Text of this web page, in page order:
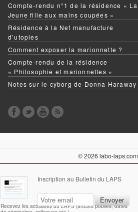
Compte-rendu n°1 de la résidence « La
Jeune fille aux mains coupées »
Résidence à la Nef manufacture
d’utopies
Comment exposer la marionnette ?
Compte-rendu de la résidence
« Philosophie et marionnettes »
Notes sur le cyborg de Donna Haraway
© 2026 labo-laps.com
Inscription au Bulletin du LAPS
Recevez les actualités du LAPS (articles publiés, dates